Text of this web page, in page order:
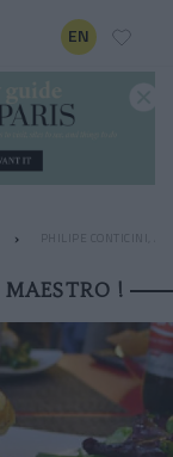
EN
PHILIPE CONTICINI, A
!